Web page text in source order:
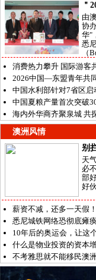
＂
由
协
华"
悉
（
消费热力攀升 国际游客
2026中国—东盟青年共
中国水利部针对7省区
中国夏粮产量首次突破
海内外华商齐聚泉城 共
澳洲风情
别
天
必
部
好
薪资不减，还多一天假
悉尼城铁网络恐彻底瘫痪
10年后的奥运会，让这
什么是物业投资的资本
不考雅思就不能移民澳